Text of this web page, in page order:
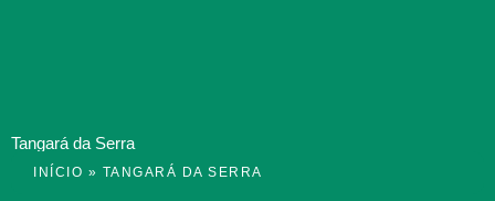
Tangará da Serra
INÍCIO » TANGARÁ DA SERRA